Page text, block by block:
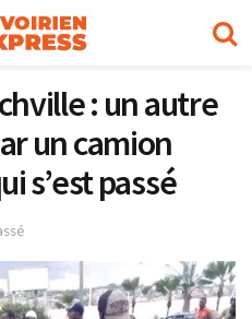
: un autre
un camion
s’est passé